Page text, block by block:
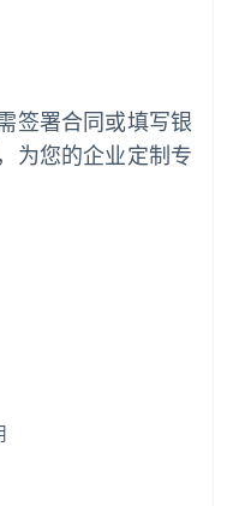
签署合同或填写银
为您的企业定制专